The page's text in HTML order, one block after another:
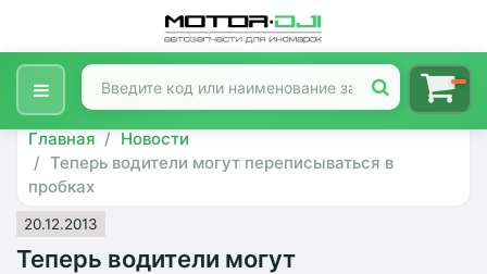
Главная
Новости
Теперь водители могут переписываться в
пробках
20.12.2013
Теперь водители могут